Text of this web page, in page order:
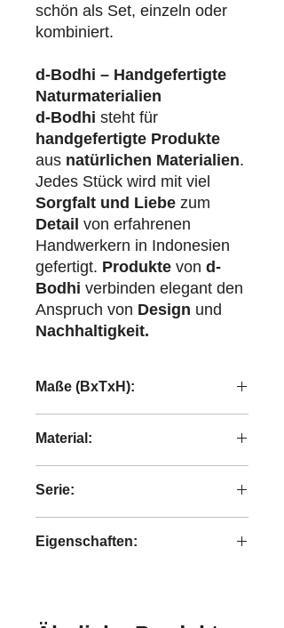
schön als Set, einzeln oder
kombiniert.
d-Bodhi – Handgefertigte
Naturmaterialien
d-Bodhi steht für
handgefertigte Produkte
aus natürlichen Materialien.
Jedes Stück wird mit viel
Sorgfalt und Liebe zum
Detail von erfahrenen
Handwerkern in Indonesien
gefertigt. Produkte von d-
Bodhi verbinden elegant den
Anspruch von Design und
Nachhaltigkeit.
Maße (BxTxH):
Material:
Serie:
Eigenschaften: